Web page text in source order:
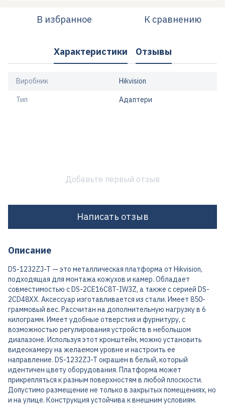
В избранное К сравнению
Характеристики Отзывы
Виробник Hikvision
Тип Адаптери
Добавьте первый отзыв
Написать отзыв
Описание
DS-1232ZJ-T — это металлическая платформа от Hikvision,
подходящая для монтажа кожухов и камер. Обладает
совместимостью с DS-2CE16C8T-IW3Z, а также с серией DS-
2CD48XX. Аксессуар изготавливается из стали. Имеет 850-
граммовый вес. Рассчитан на дополнительную нагрузку в 6
килограмм. Имеет удобные отверстия и фурнитуру, с
возможностью регулирования устройств в небольшом
диапазоне. Используя этот кронштейн, можно установить
видеокамеру на желаемом уровне и настроить ее
направление. DS-1232ZJ-T окрашен в белый, который
идентичен цвету оборудования. Платформа может
прикрепляться к разным поверхностям в любой плоскости.
Допустимо размещение не только в закрытых помещениях, но
и на улице. Конструкция устойчива к внешним условиям.